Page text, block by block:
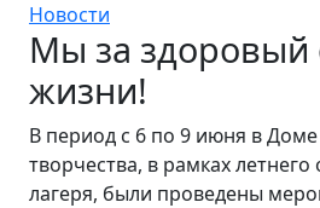
Новости
Мы за здоровый
жизни!
В период с 6 по 9 июня в Доме
творчества, в рамках
лагеря, были проведены